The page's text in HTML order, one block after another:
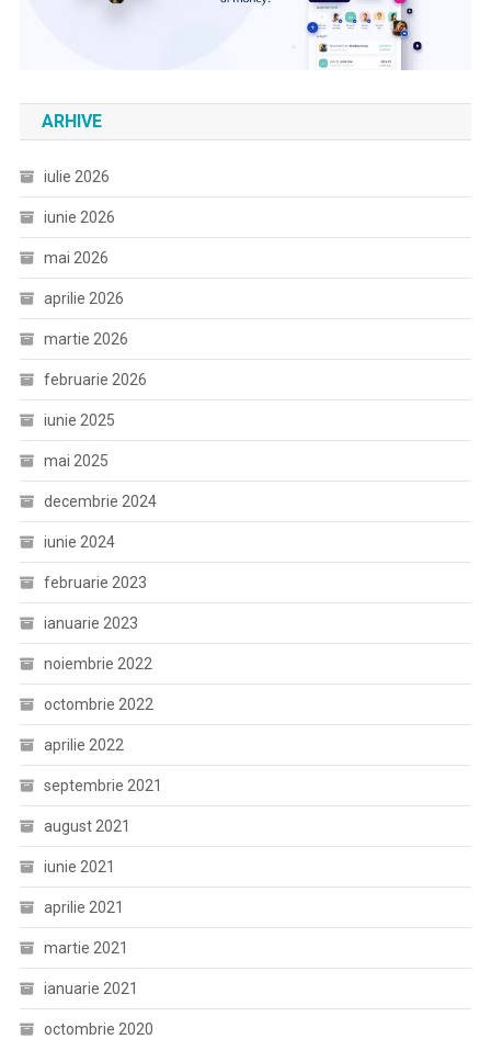
ARHIVE
iulie 2026
iunie 2026
mai 2026
aprilie 2026
martie 2026
februarie 2026
iunie 2025
mai 2025
decembrie 2024
iunie 2024
februarie 2023
ianuarie 2023
noiembrie 2022
octombrie 2022
aprilie 2022
septembrie 2021
august 2021
iunie 2021
aprilie 2021
martie 2021
ianuarie 2021
octombrie 2020